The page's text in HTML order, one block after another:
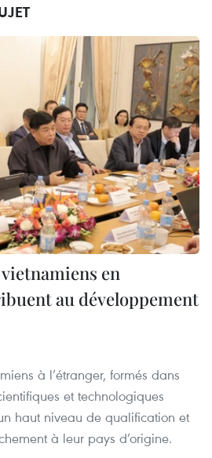
en
au développement
à l’étranger, formés dans
et technologiques
haut niveau de qualification et
à leur pays d’origine.